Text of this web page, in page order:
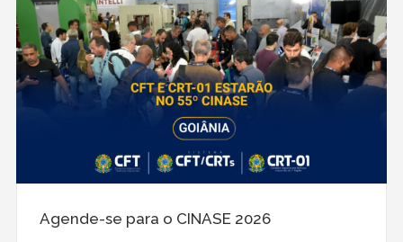
Agende-se para o CINASE 2026